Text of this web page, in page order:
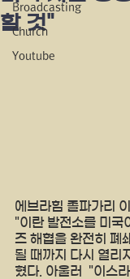
Broadcasting
Church
Youtube
할 것"
에브라힘 졸파가리
"이란 발전소를 미국
즈 해협을 완전히 폐
될 때까지 다시 열리
혔다. 아울러  "이스